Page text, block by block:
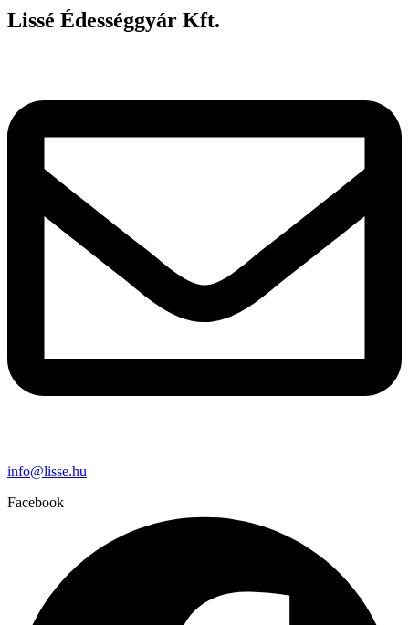
Lissé Édességgyár Kft.
info@lisse.hu
Facebook